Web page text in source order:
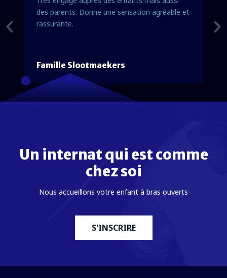
Famille Boone
Un internat qui est comme
chez soi
Nous accueillons votre enfant à bras ouverts
S'INSCRIRE